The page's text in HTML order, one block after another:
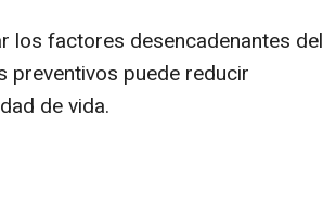
los factores desencadenantes del
preventivos puede reducir
de vida.